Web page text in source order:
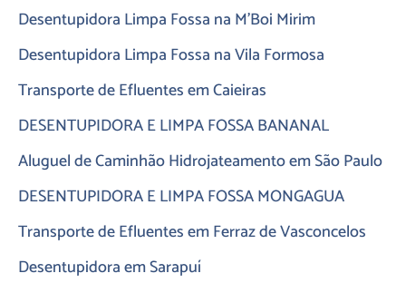
Desentupidora Limpa Fossa na M’Boi Mirim
Desentupidora Limpa Fossa na Vila Formosa
Transporte de Efluentes em Caieiras
DESENTUPIDORA E LIMPA FOSSA BANANAL
Aluguel de Caminhão Hidrojateamento em São Paulo
DESENTUPIDORA E LIMPA FOSSA MONGAGUA
Transporte de Efluentes em Ferraz de Vasconcelos
Desentupidora em Sarapuí